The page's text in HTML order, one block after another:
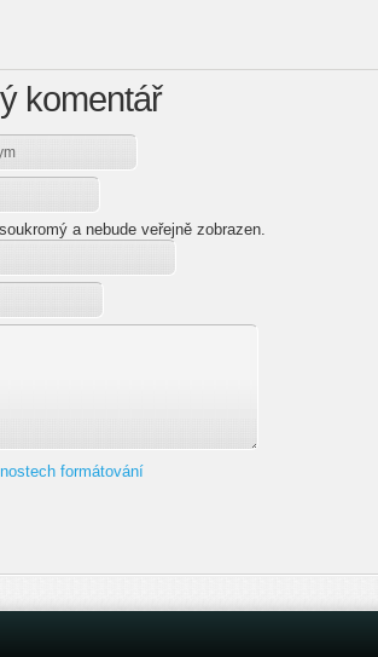
komentář
a nebude veřejně zobrazen.
formátování